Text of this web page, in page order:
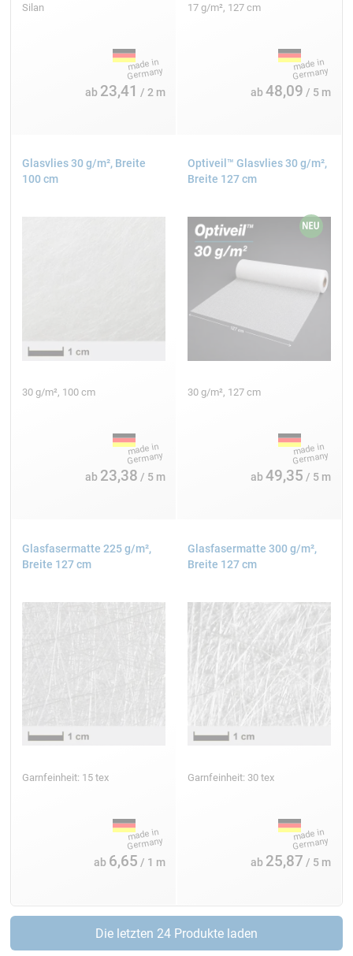
100 cm
Köper
Silan
Interglas FK 144
Produkte aus Glasfaser kaufen
Textil-Glasfasermatten
Textil-Glasmatten zum Handlaminieren entstehen durch
regelloses Schichten von geschnittenen Glasspinnfäden
(Schnittmatte). Sie werden durch einen Binder verklebt,
der sich im Styrol des Polyester- oder Vinylesterharzes
löst, so dass die Fasern frei verschiebbar im Harz
schwimmen. In anderen Harzen (Epoxid) bleibt die
Matte völlig steif.
Profilziehen
Textilglasrovings bestehen aus einem oder aus einer
bestimmten Anzahl fast parallel liegender
Silan
ab 23,41 / 2 m
17 g/m², 127 cm
ab48,09 / 5 m
Glasvlies 30 g/m², Breite
100 cm
30 g/m², 100 cm
ab 23,38 / 5 m
Optiveil™ Glasvlies 30 g/m²,
Breite 127 cm
30 g/m², 127 cm
ab49,35 / 5 m
Glasfasermatte 225 g/m²,
Breite 127 cm
Garnfeinheit: 15 tex
ab 6,65 / 1 m
Glasfasermatte 300 g/m²,
Breite 127 cm
Garnfeinheit: 30 tex
ab 25,87 / 5 m
Die letzten 24 Produkte laden